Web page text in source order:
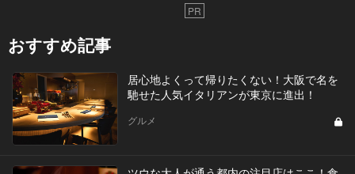
PR
おすすめ記事
居心地よくって帰りたくない！大阪で名を
馳せた人気イタリアンが東京に進出！
グルメ